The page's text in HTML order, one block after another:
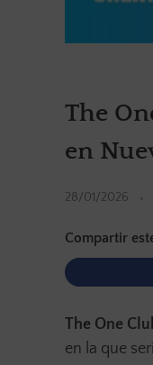
The
en
28/01/2026
Compartir
The One
en la que